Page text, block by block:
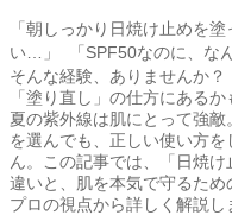
「朝しっかり日焼け止めを
い…」 「SPF50なのに、な
そんな経験、ありませんか
「塗り直し」の仕方にあるか
夏の紫外線は肌にとって強
を選んでも、正しい使い方
ん。この記事では、「日焼
違いと、肌を本気で守るた
プロの視点から詳しく解説し